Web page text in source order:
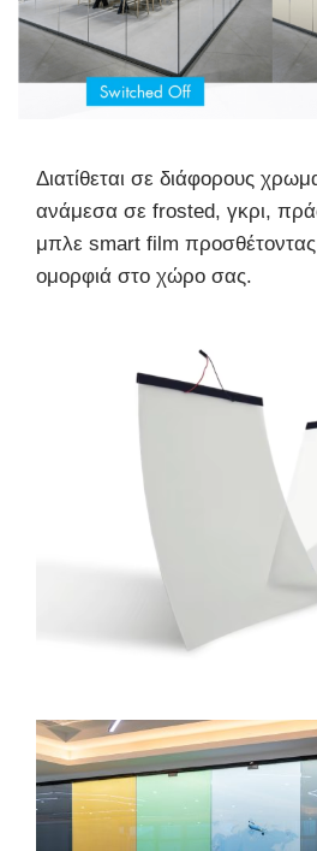
Διατίθεται σε διάφορους
ανάμεσα σε frosted, γκρι,
μπλε smart film προσθέτοντας
ομορφιά στο χώρο σας.